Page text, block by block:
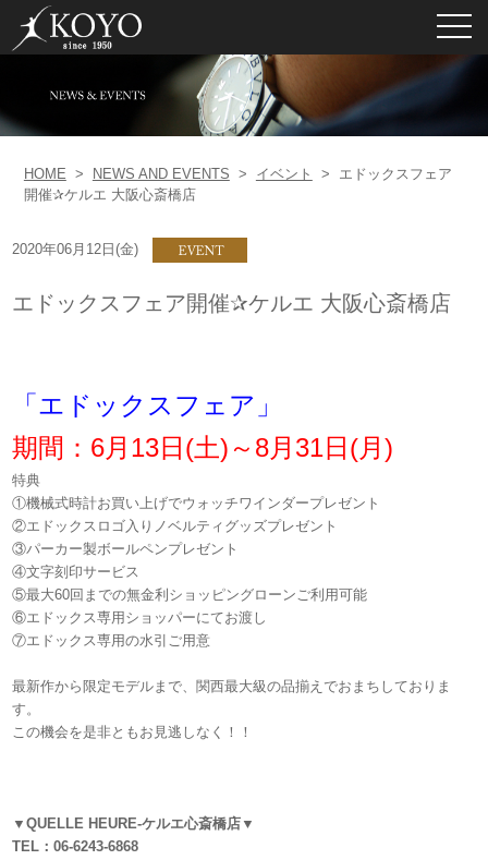
HOME > NEWS AND EVENTS > イベント >
エドックスフェア
開催✰ケルエ 大阪心斎橋店
2020年06月12日(金)
エドックスフェア開催✰ケルエ 大阪心斎橋店
「エドックスフェア」
期間：6月13日(土)～8月31日(月)
特典
①機械式時計お買い上げでウォッチワインダープレゼント
②エドックスロゴ入りノベルティグッズプレゼント
③パーカー製ボールペンプレゼント
④文字刻印サービス
⑤最大60回までの無金利ショッピングローンご利用可能
⑥エドックス専用ショッパーにてお渡し
⑦エドックス専用の水引ご用意
最新作から限定モデルまで、関西最大級の品揃えでおまちしておりま
す。
この機会を是非ともお見逃しなく！！
▼QUELLE HEURE-ケルエ心斎橋店▼
TEL：06-6243-6868